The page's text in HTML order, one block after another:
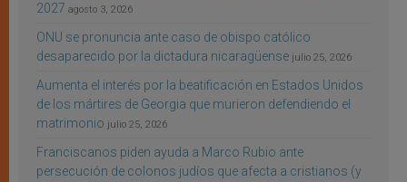
2027 agosto 3, 2026
ONU se pronuncia ante caso de obispo católico
desaparecido por la dictadura nicaragüense julio 25, 2026
Aumenta el interés por la beatificación en Estados Unidos
de los mártires de Georgia que murieron defendiendo el
matrimonio julio 25, 2026
Franciscanos piden ayuda a Marco Rubio ante
persecución de colonos judíos que afecta a cristianos (y